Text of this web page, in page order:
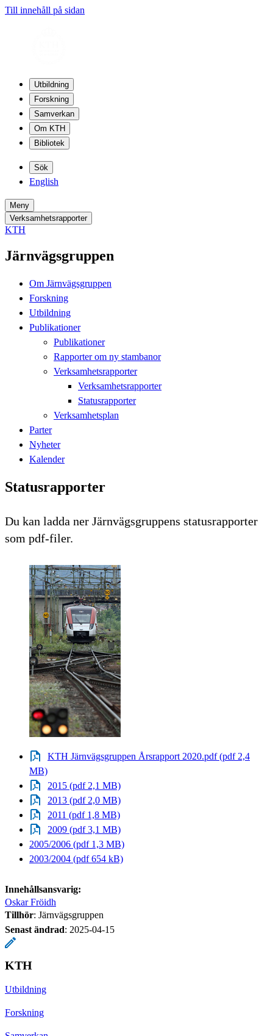
Till innehåll på sidan
Utbildning
Forskning
Samverkan
Om KTH
Bibliotek
Sök
English
Meny
Verksamhetsrapporter
KTH
Järnvägsgruppen
Om Järnvägsgruppen
Forskning
Utbildning
Publikationer
Publikationer
Rapporter om ny stambanor
Verksamhetsrapporter
Verksamhetsrapporter
Statusrapporter
Verksamhetsplan
Parter
Nyheter
Kalender
Statusrapporter
Du kan ladda ner Järnvägsgruppens statusrapporter
som pdf-filer.
KTH Järnvägsgruppen Årsrapport 2020.pdf (pdf 2,4
MB)
2015 (pdf 2,1 MB)
2013 (pdf 2,0 MB)
2011 (pdf 1,8 MB)
2009 (pdf 3,1 MB)
2005/2006 (pdf 1,3 MB)
2003/2004 (pdf 654 kB)
Innehållsansvarig:
Oskar Fröidh
Tillhör: Järnvägsgruppen
Senast ändrad: 2025-04-15
KTH
Utbildning
Forskning